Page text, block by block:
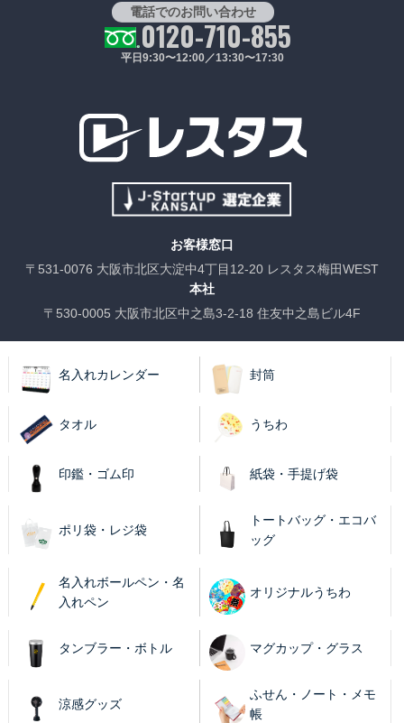
電話でのお問い合わせ
0120-710-855
平日9:30〜12:00／13:30〜17:30
お客様窓口
〒531-0076 大阪市北区大淀中4丁目12-20 レスタス梅田WEST
本社
〒530-0005 大阪市北区中之島3-2-18 住友中之島ビル4F
名入れカレンダー 封筒
タオル うちわ
印鑑・ゴム印 紙袋・手提げ袋
ポリ袋・レジ袋
トートバッグ・エコバ
ッグ
名入れボールペン・名
入れペン
オリジナルうちわ
タンブラー・ボトル マグカップ・グラス
涼感グッズ
ふせん・ノート・メモ
帳